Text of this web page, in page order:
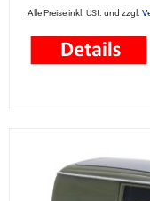
Alle Preise inkl. USt. und zzgl.